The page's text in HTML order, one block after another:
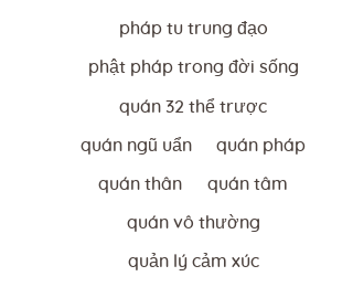
pháp tu trung đạo
phật pháp trong đời sống
quán 32 thể trược
quán ngũ uẩn quán pháp
quán thân quán tâm
quán vô thường
quản lý cảm xúc